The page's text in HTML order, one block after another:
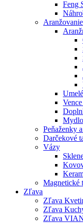
Feng
Aranžovanie
Peňaženky
Darčekové
Vázy
Magnetické
Zľava
Zľava
Zľava
Zľava